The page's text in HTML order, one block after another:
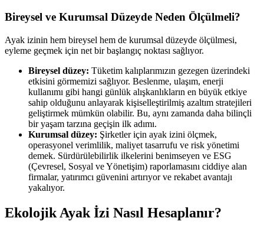
Bireysel ve Kurumsal Düzeyde Neden Ölçülmeli?
Ayak izinin hem bireysel hem de kurumsal düzeyde ölçülmesi,
eyleme geçmek için net bir başlangıç noktası sağlıyor.
Bireysel düzey: Tüketim kalıplarımızın gezegen üzerindeki
etkisini görmemizi sağlıyor. Beslenme, ulaşım, enerji
kullanımı gibi hangi günlük alışkanlıkların en büyük etkiye
sahip olduğunu anlayarak kişiselleştirilmiş azaltım stratejileri
geliştirmek mümkün olabilir. Bu, aynı zamanda daha bilinçli
bir yaşam tarzına geçişin ilk adımı.
Kurumsal düzey: Şirketler için ayak izini ölçmek,
operasyonel verimlilik, maliyet tasarrufu ve risk yönetimi
demek. Sürdürülebilirlik ilkelerini benimseyen ve ESG
(Çevresel, Sosyal ve Yönetişim) raporlamasını ciddiye alan
firmalar, yatırımcı güvenini artırıyor ve rekabet avantajı
yakalıyor.
Ekolojik Ayak İzi Nasıl Hesaplanır?